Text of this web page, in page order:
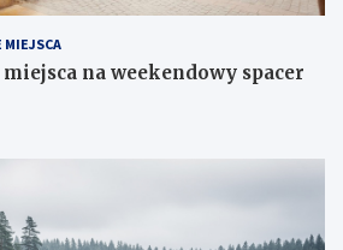
MIEJSCA
na weekendowy spacer